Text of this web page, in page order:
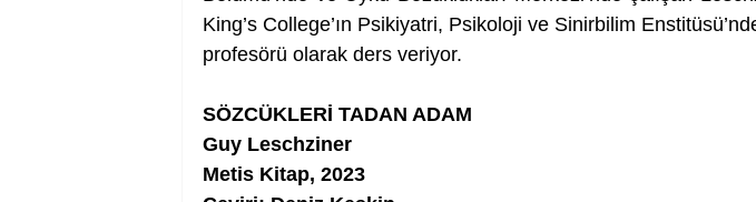
King’s College’ın Psikiyatri, Psikoloji ve Sinirbilim
profesörü olarak ders veriyor.
SÖZCÜKLERİ TADAN ADAM
Guy Leschziner
Metis Kitap, 2023